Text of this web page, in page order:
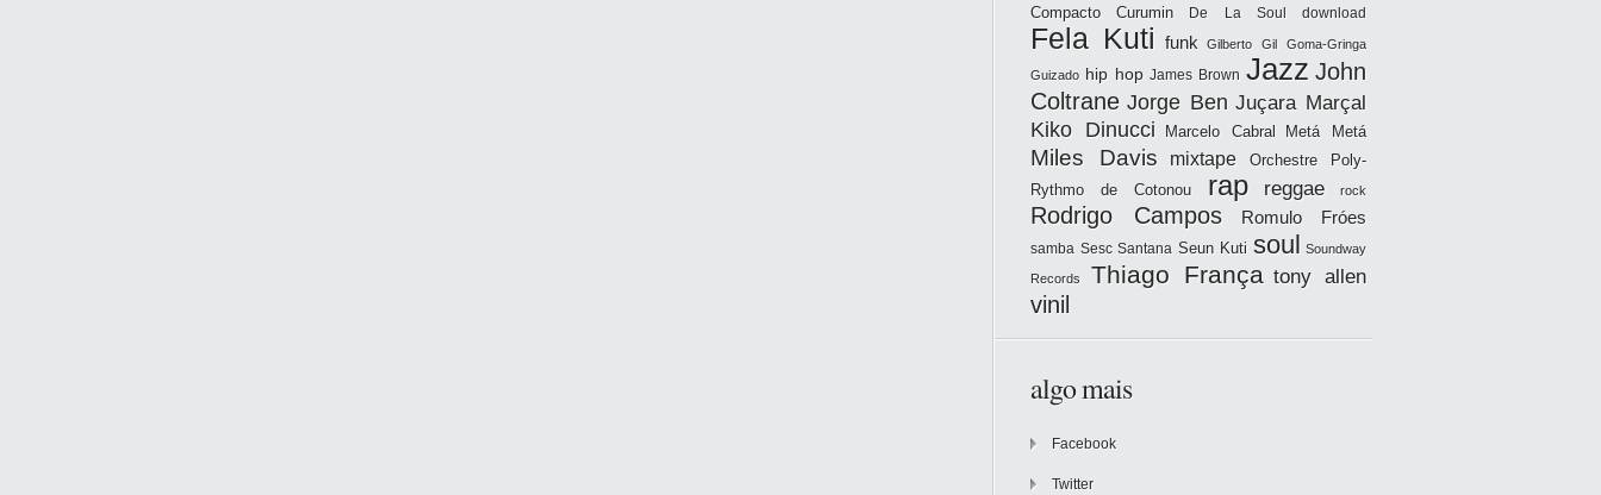
Compacto
Curumin De La Soul download
Fela Kuti funk Gilberto Gil Goma-Gringa
Guizado hip hop James Brown Jazz John
Coltrane Jorge Ben Juçara Marçal
Kiko Dinucci Marcelo Cabral Metá Metá
Miles Davis mixtape
Orchestre Poly-
Rythmo de Cotonou
rap reggae rock
Rodrigo Campos Romulo Fróes
samba Sesc Santana Seun Kuti soul Soundway
Records Thiago França tony allen
vinil
algo mais
Facebook
Twitter